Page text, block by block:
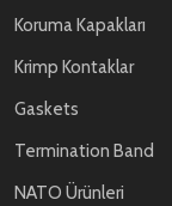
Koruma Kapakları
Krimp Kontaklar
Gaskets
Termination Band
NATO Ürünleri